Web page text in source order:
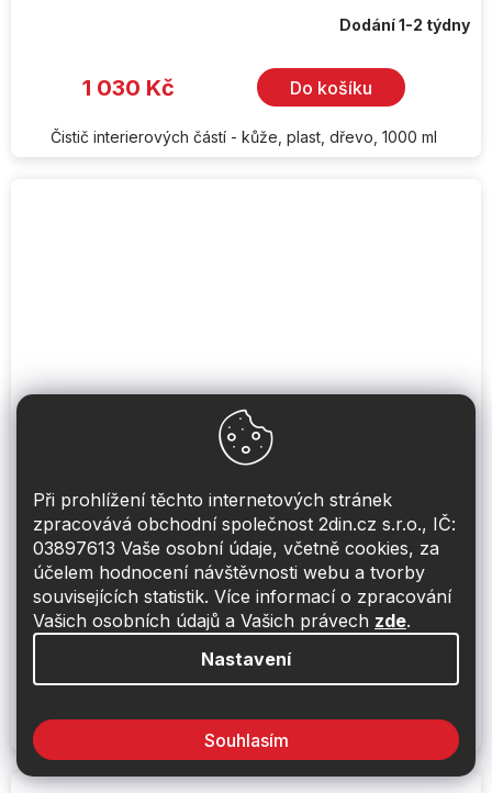
Při prohlížení těchto internetových stránek
zpracovává obchodní společnost 2din.cz s.r.o., IČ:
03897613 Vaše osobní údaje, včetně cookies, za
účelem hodnocení návštěvnosti webu a tvorby
souvisejících statistik. Více informací o zpracování
Vašich osobních údajů a Vašich právech zde.
Nastavení
Souhlasím
Dodání 1-2 týdny
1 030 Kč Do košíku
Čistič interierových částí - kůže, plast, dřevo, 1000 ml
CarPro Inside 500 ml čistič a odmašťovač
povrchu interiéru
Dodání 1-2 týdny
599 Kč Do košíku
Čistič interierových částí - kůže, plast, dřevo, 500 ml